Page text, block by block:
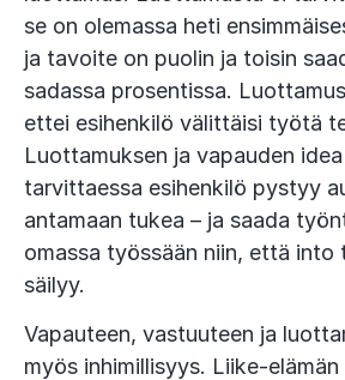
se on olemassa heti
ja tavoite on puolin ja toisin
sadassa prosentissa.
ettei esihenkilö välittäisi työtä
Luottamuksen ja vapauden
tarvittaessa esihenkilö pystyy
antamaan tukea – ja saada
omassa työssään niin, että into
säilyy.
Vapauteen, vastuuteen ja
myös inhimillisyys. Liike-